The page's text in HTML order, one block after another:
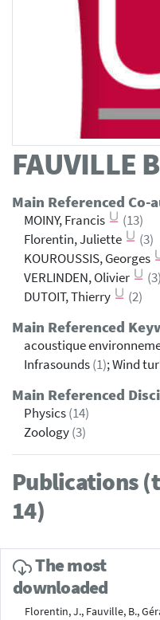
FAUVILLE
Main Referenced Co-
MOINY, Francis
(13)
Florentin, Juliette
(3)
KOUROUSSIS, Georges
VERLINDEN, Olivier
(3)
DUTOIT, Thierry
(2)
Main Referenced
acoustique
Infrasounds(1); Wind
Main Referenced
Physics(14)
Zoology(3)
Publications
14)
The most
downloaded
Florentin, J., Fauville, B.,